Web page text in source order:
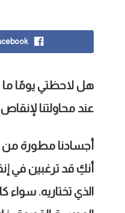
هل لاحظتي يومًا ما
عند محاولتنا
أجسادنا مطورة من
أنكِ قد ترغبين في
الذي تختاريه. سواء